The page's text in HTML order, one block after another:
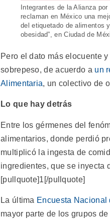
Integrantes de la Alianza
reclaman en México una
del etiquetado de alimentos
obesidad”, en Ciudad de
Pero el dato más elocuente
sobrepeso, de acuerdo a un
Alimentaria, un colectivo de
Lo que hay detrás
Entre los gérmenes del
alimentarios, donde perdió
multiplicó la ingesta de
ingredientes, que se inyecta
[pullquote]1[/pullquote]
La última Encuesta Nacional
mayor parte de los grupos